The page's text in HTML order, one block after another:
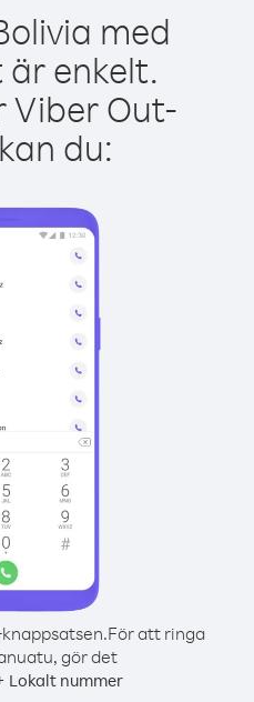
med
enkelt.
Viber Out-
du:
För att ringa
gör det
Lokalt nummer